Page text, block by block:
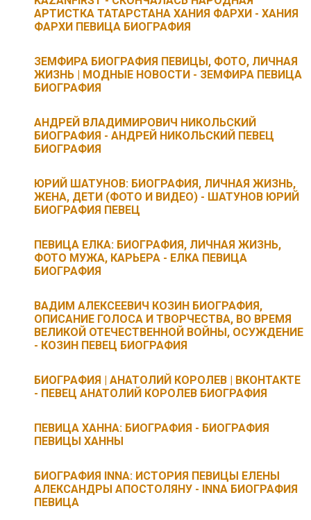
АРТИСТКА ТАТАРСТАНА ХАНИЯ ФАРХИ - ХАНИЯ
ФАРХИ ПЕВИЦА БИОГРАФИЯ
ЗЕМФИРА БИОГРАФИЯ ПЕВИЦЫ, ФОТО, ЛИЧНАЯ
ЖИЗНЬ | МОДНЫЕ НОВОСТИ - ЗЕМФИРА ПЕВИЦА
БИОГРАФИЯ
АНДРЕЙ ВЛАДИМИРОВИЧ НИКОЛЬСКИЙ
БИОГРАФИЯ - АНДРЕЙ НИКОЛЬСКИЙ ПЕВЕЦ
БИОГРАФИЯ
ЮРИЙ ШАТУНОВ: БИОГРАФИЯ, ЛИЧНАЯ ЖИЗНЬ,
ЖЕНА, ДЕТИ (ФОТО И ВИДЕО) - ШАТУНОВ ЮРИЙ
БИОГРАФИЯ ПЕВЕЦ
ПЕВИЦА ЕЛКА: БИОГРАФИЯ, ЛИЧНАЯ ЖИЗНЬ,
ФОТО МУЖА, КАРЬЕРА - ЕЛКА ПЕВИЦА
БИОГРАФИЯ
ВАДИМ АЛЕКСЕЕВИЧ КОЗИН БИОГРАФИЯ,
ОПИСАНИЕ ГОЛОСА И ТВОРЧЕСТВА, ВО ВРЕМЯ
ВЕЛИКОЙ ОТЕЧЕСТВЕННОЙ ВОЙНЫ, ОСУЖДЕНИЕ
- КОЗИН ПЕВЕЦ БИОГРАФИЯ
БИОГРАФИЯ | АНАТОЛИЙ КОРОЛЕВ | ВКОНТАКТЕ
- ПЕВЕЦ АНАТОЛИЙ КОРОЛЕВ БИОГРАФИЯ
ПЕВИЦА ХАННА: БИОГРАФИЯ - БИОГРАФИЯ
ПЕВИЦЫ ХАННЫ
БИОГРАФИЯ INNA: ИСТОРИЯ ПЕВИЦЫ ЕЛЕНЫ
АЛЕКСАНДРЫ АПОСТОЛЯНУ - INNA БИОГРАФИЯ
ПЕВИЦА